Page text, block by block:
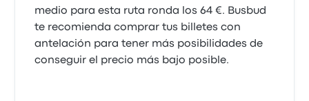
medio para esta ruta ronda los 64 €. Busbud
te recomienda comprar tus billetes con
antelación para tener más posibilidades de
conseguir el precio más bajo posible.